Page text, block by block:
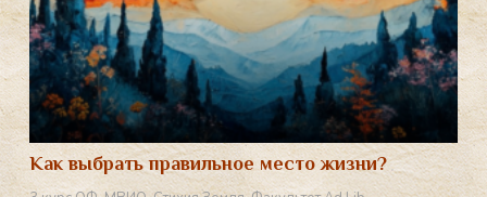
Как выбрать правильное место жизни?